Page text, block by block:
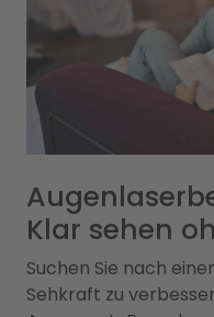
Klar sehen
Suchen Sie nach
Sehkraft zu